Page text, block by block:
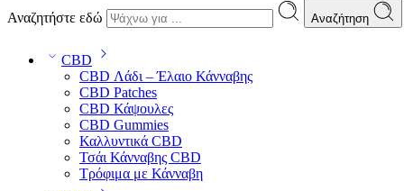
Αναζητήστε εδώ Αναζήτηση
CBD
CBD Λάδι – Έλαιο Κάνναβης
CBD Patches
CBD Κάψουλες
CBD Gummies
Καλλυντικά CBD
Τσάι Κάνναβης CBD
Τρόφιμα με Κάνναβη